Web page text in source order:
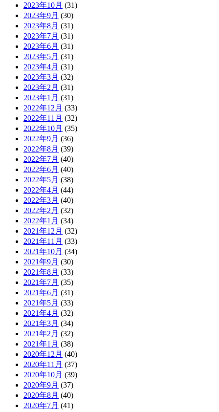
2023年10月 (31)
2023年9月 (30)
2023年8月 (31)
2023年7月 (31)
2023年6月 (31)
2023年5月 (31)
2023年4月 (31)
2023年3月 (32)
2023年2月 (31)
2023年1月 (31)
2022年12月 (33)
2022年11月 (32)
2022年10月 (35)
2022年9月 (36)
2022年8月 (39)
2022年7月 (40)
2022年6月 (40)
2022年5月 (38)
2022年4月 (44)
2022年3月 (40)
2022年2月 (32)
2022年1月 (34)
2021年12月 (32)
2021年11月 (33)
2021年10月 (34)
2021年9月 (30)
2021年8月 (33)
2021年7月 (35)
2021年6月 (31)
2021年5月 (33)
2021年4月 (32)
2021年3月 (34)
2021年2月 (32)
2021年1月 (38)
2020年12月 (40)
2020年11月 (37)
2020年10月 (39)
2020年9月 (37)
2020年8月 (40)
2020年7月 (41)